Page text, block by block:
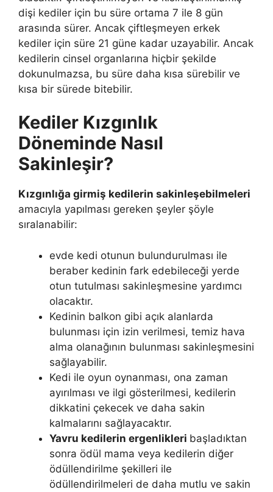
dişi kediler için bu süre ortama 7 ile 8 gün
arasında sürer. Ancak çiftleşmeyen erkek
kediler için süre 21 güne kadar uzayabilir. Ancak
kedilerin cinsel organlarına hiçbir şekilde
dokunulmazsa, bu süre daha kısa sürebilir ve
kısa bir sürede bitebilir.
Kediler Kızgınlık
Döneminde Nasıl
Sakinleşir?
Kızgınlığa girmiş kedilerin sakinleşebilmeleri
amacıyla yapılması gereken şeyler şöyle
sıralanabilir:
evde kedi otunun bulundurulması ile
beraber kedinin fark edebileceği yerde
otun tutulması sakinleşmesine yardımcı
olacaktır.
Kedinin balkon gibi açık alanlarda
bulunması için izin verilmesi, temiz hava
alma olanağının bulunması sakinleşmesini
sağlayabilir.
Kedi ile oyun oynanması, ona zaman
ayırılması ve ilgi gösterilmesi, kedilerin
dikkatini çekecek ve daha sakin
kalmalarını sağlayacaktır.
Yavru kedilerin ergenlikleri başladıktan
sonra ödül mama veya kedilerin diğer
ödüllendirilme şekilleri ile
ödüllendirilmeleri de daha mutlu ve sakin